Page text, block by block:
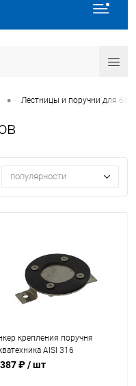
• Лестницы и поручни для
популярности
крепления поручня
AISI 316
(AT10.05M)
₽/ шт